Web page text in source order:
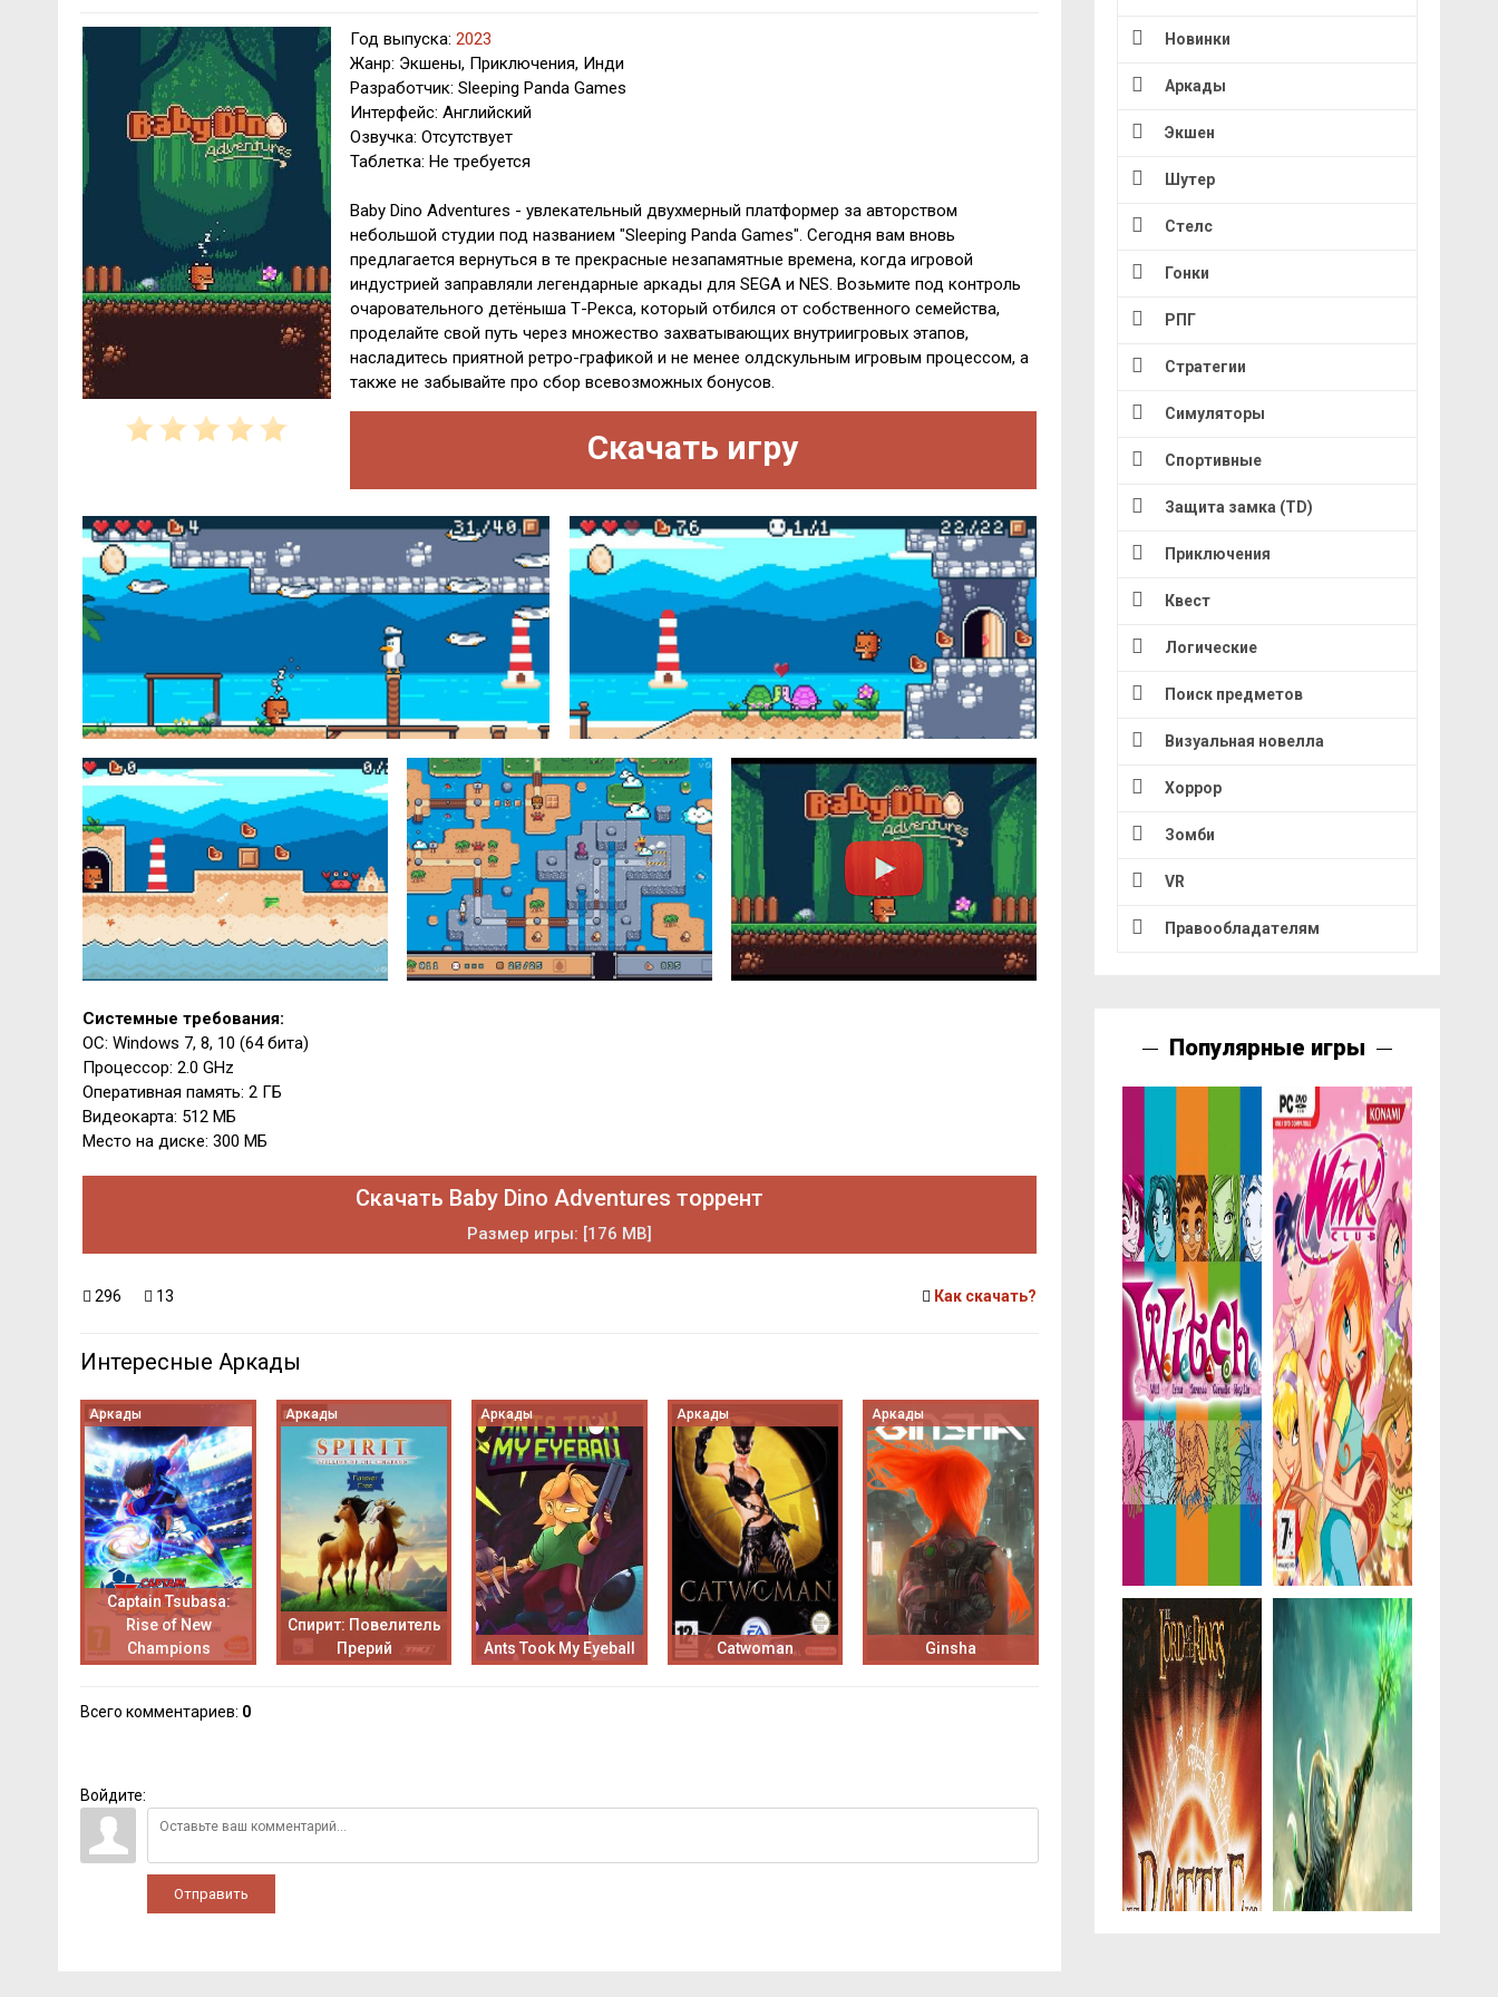
Год выпуска: 2023
Жанр: Экшены, Приключения, Инди
Разработчик: Sleeping Panda Games
Интерфейс: Английский
Озвучка: Отсутствует
Таблетка: Не требуется
Baby Dino Adventures - увлекательный двухмерный платформер за авторством
небольшой студии под названием "Sleeping Panda Games". Сегодня вам вновь
предлагается вернуться в те прекрасные незапамятные времена, когда игровой
индустрией заправляли легендарные аркады для SEGA и NES. Возьмите под контроль
очаровательного детёныша Т-Рекса, который отбился от собственного семейства,
проделайте свой путь через множество захватывающих внутриигровых этапов,
насладитесь приятной ретро-графикой и не менее олдскульным игровым процессом, а
также не забывайте про сбор всевозможных бонусов.
Скачать игру
Системные требования:
ОС: Windows 7, 8, 10 (64 бита)
Процессор: 2.0 GHz
Оперативная память: 2 ГБ
Видеокарта: 512 МБ
Место на диске: 300 МБ
Скачать Baby Dino Adventures торрент
Размер игры: [176 MB]
296 13 Как скачать?
Интересные Аркады
Аркады
Captain Tsubasa:
Rise of New
Champions
Аркады
Спирит: Повелитель
Прерий
Аркады
Ants Took My Eyeball
Аркады
Catwoman
Аркады
Ginsha
Всего комментариев: 0
Войдите:
Отправить
Новинки
Аркады
Экшен
Шутер
Стелс
Гонки
РПГ
Стратегии
Симуляторы
Спортивные
Защита замка (TD)
Приключения
Квест
Логические
Поиск предметов
Визуальная новелла
Хоррор
Зомби
VR
Правообладателям
Популярные игры